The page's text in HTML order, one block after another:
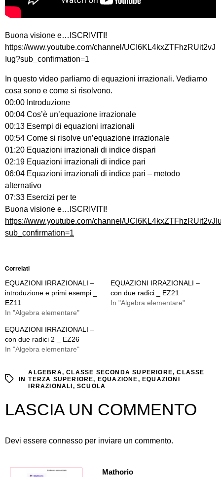
Buona visione e…ISCRIVITI!
https://www.youtube.com/channel/UCI6KL4kxZTFhzRUit2vJ
Iug?sub_confirmation=1
In questo video parliamo di equazioni irrazionali. Vediamo
cosa sono e come si risolvono.
00:00 Introduzione
00:04 Cos’è un’equazione irrazionale
00:13 Esempi di equazioni irrazionali
00:54 Come si risolve un’equazione irrazionale
01:20 Equazioni irrazionali di indice dispari
02:19 Equazioni irrazionali di indice pari
06:04 Equazioni irrazionali di indice pari – metodo
alternativo
07:33 Esercizi per te
Buona visione e…ISCRIVITI!
https://www.youtube.com/channel/
sub_confirmation=1
Correlati
EQUAZIONI IRRAZIONALI –
introduzione e primi esempi _
EZ11
In "Algebra elementare"
EQUAZIONI IRRAZIONALI –
con due radici _ EZ21
In "Algebra elementare"
EQUAZIONI IRRAZIONALI –
con due radici 2 _ EZ26
In "Algebra elementare"
IN
ALGEBRA,CLASSE SECONDA SUPERIORE,CLASSE
TERZA SUPERIORE, EQUAZIONE, EQUAZIONI
IRRAZIONALI ,SCUOLA
LASCIA UN COMMENTO
Devi essere connesso per inviare un commento.
Mathorio